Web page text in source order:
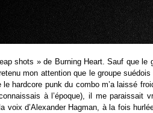
shots » de Burning Heart. Sauf que
mon attention que le groupe
hardcore punk du combo m’a laissé
à l’époque), il me paraissait
voix d’Alexander Hagman, à la fois